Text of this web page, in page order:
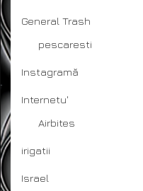
General Trash
pescaresti
Instagramă
Internetu'
Airbites
irigatii
Israel